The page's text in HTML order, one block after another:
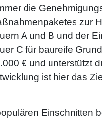
die
zur
A und B und der
C für baureife
€ und unterstützt
ist hier das
Einschnitten